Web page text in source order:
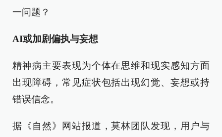
一问题？
AI或加剧偏执与妄想
精神病主要表现为个体在思维和现实感知方面
出现障碍，常见症状包括出现幻觉、妄想或持
错误信念。
据《自然》网站报道，莫林团队发现，用户与